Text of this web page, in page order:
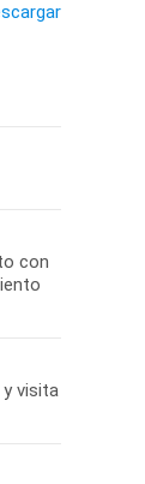
con
y visita